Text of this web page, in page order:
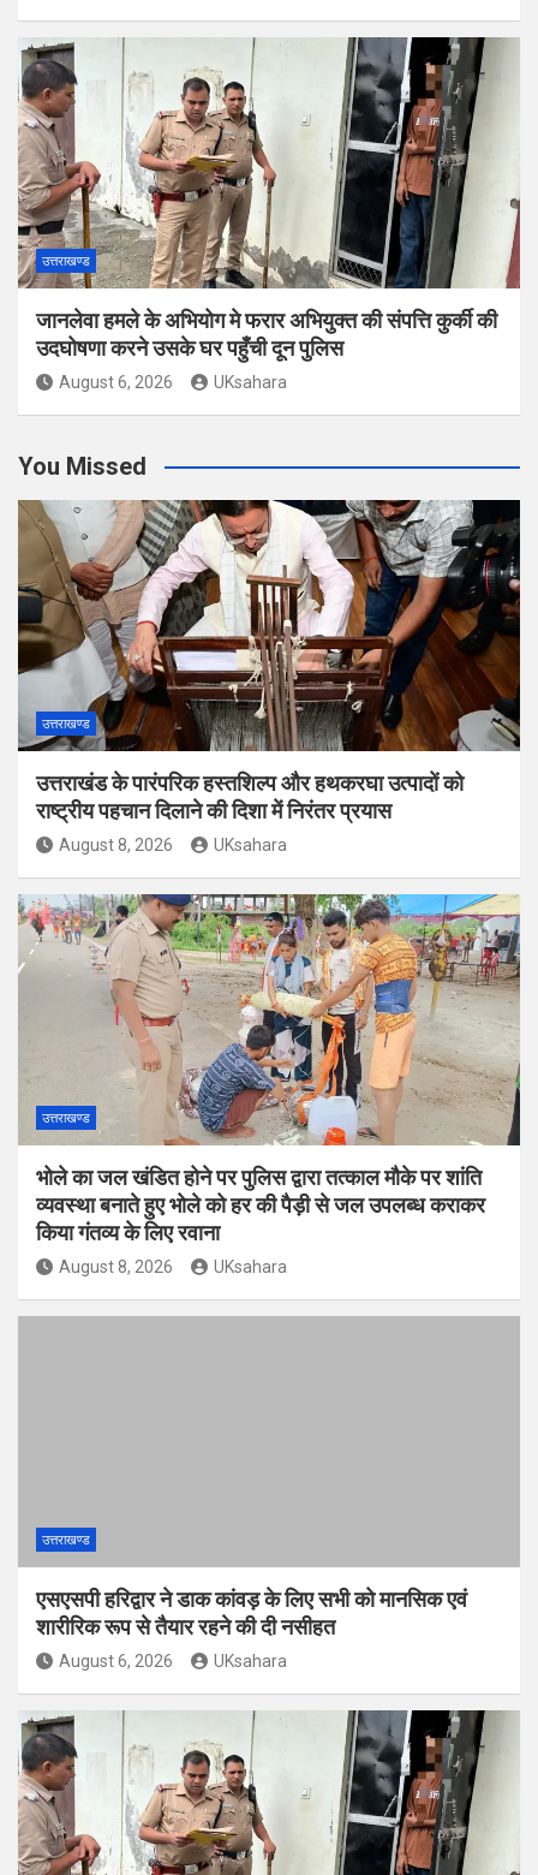
उत्तराखण्ड
जानलेवा हमले के अभियोग मे फरार अभियुक्त की संपत्ति कुर्की की
उदघोषणा करने उसके घर पहुँची दून पुलिस
August 6, 2026 UKsahara
You Missed
उत्तराखण्ड
उत्तराखंड के पारंपरिक हस्तशिल्प और हथकरघा उत्पादों को
राष्ट्रीय पहचान दिलाने की दिशा में निरंतर प्रयास
August 8, 2026 UKsahara
उत्तराखण्ड
भोले का जल खंडित होने पर पुलिस द्वारा तत्काल मौके पर शांति
व्यवस्था बनाते हुए भोले को हर की पैड़ी से जल उपलब्ध कराकर
किया गंतव्य के लिए रवाना
August 8, 2026 UKsahara
उत्तराखण्ड
एसएसपी हरिद्वार ने डाक कांवड़ के लिए सभी को मानसिक एवं
शारीरिक रूप से तैयार रहने की दी नसीहत
August 6, 2026 UKsahara